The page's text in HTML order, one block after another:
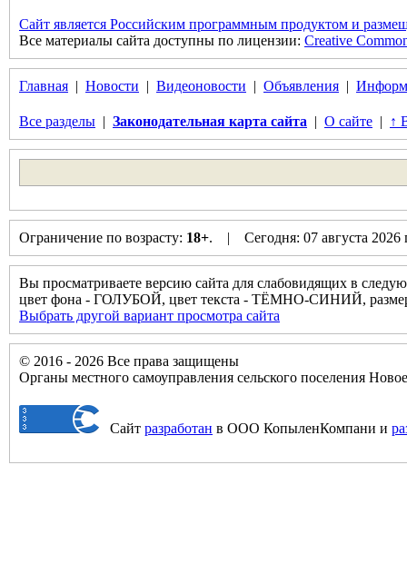
Сайт является Российским программным продуктом и
Все материалы сайта доступны по лицензии: Creative
Главная | Новости | Видеоновости | Объявления |
Все разделы | Законодательная карта сайта | О сайте | ↑
Ограничение по возрасту: 18+. | Сегодня: 07 августа
Вы просматриваете версию сайта для слабовидящих в
цвет фона - ГОЛУБОЙ, цвет текста - ТЁМНО-СИНИЙ,
Выбрать другой вариант просмотра сайта
© 2016 - 2026 Все права защищены
Органы местного самоуправления сельского поселения
Сайт разработан в ООО КопыленКомпани и